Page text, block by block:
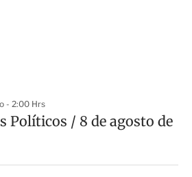
- 2:00 Hrs
Políticos / 8 de agosto de